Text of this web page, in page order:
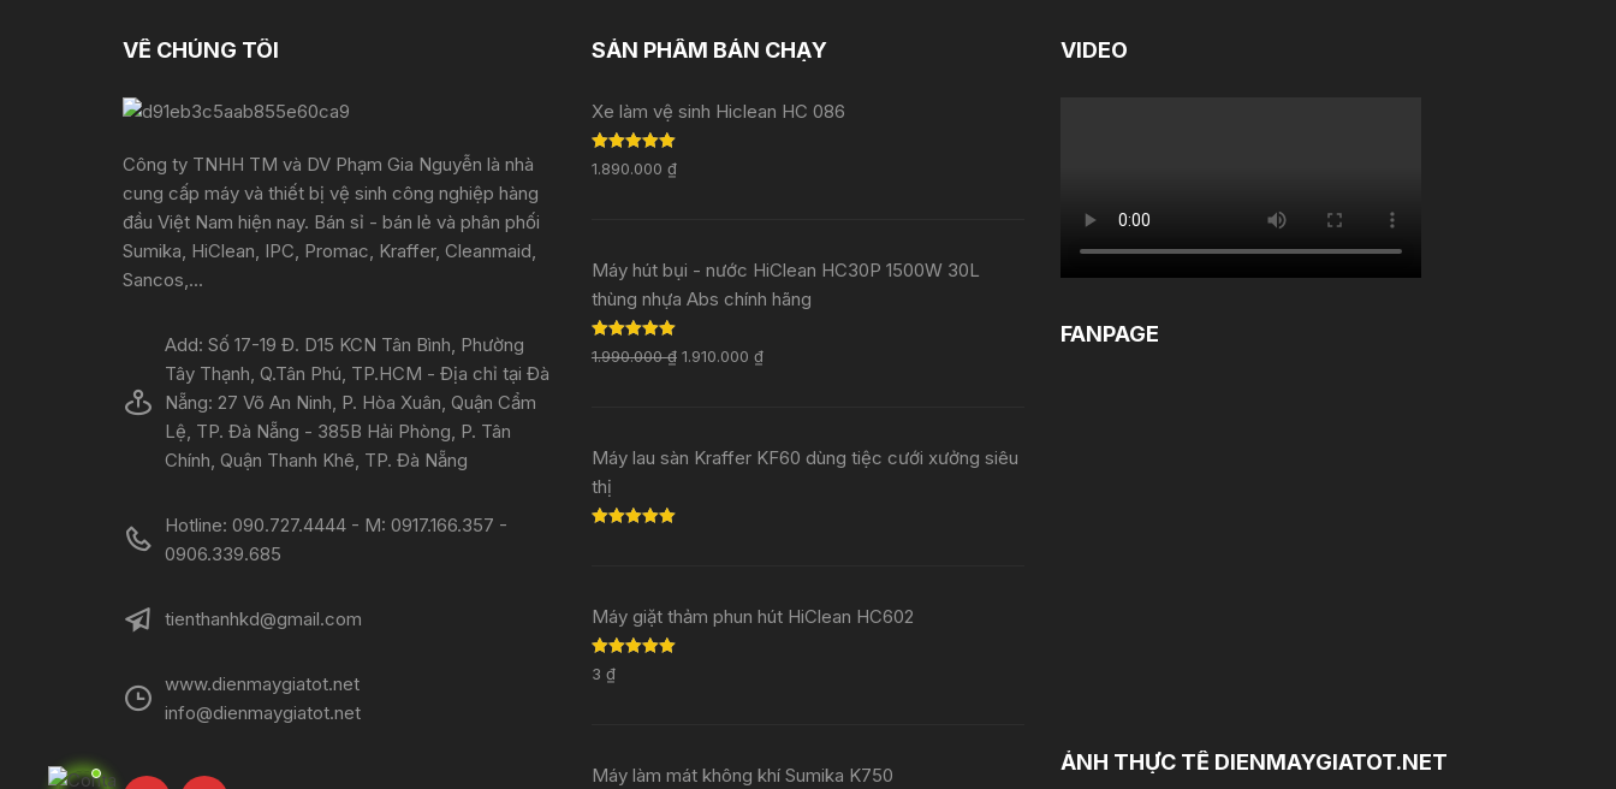
VỀ CHÚNG TÔI
Công ty TNHH TM và DV Phạm Gia Nguyễn là nhà
cung cấp máy và thiết bị vệ sinh công nghiệp hàng
đầu Việt Nam hiện nay. Bán sỉ - bán lẻ và phân phối
Sumika, HiClean, IPC, Promac, Kraffer, Cleanmaid,
Sancos,...
Add: Số 17-19 Đ. D15 KCN Tân Bình, Phường
Tây Thạnh, Q.Tân Phú, TP.HCM - Địa chỉ tại Đà
Nẵng: 27 Võ An Ninh, P. Hòa Xuân, Quận Cẩm
Lệ, TP. Đà Nẵng - 385B Hải Phòng, P. Tân
Chính, Quận Thanh Khê, TP. Đà Nẵng
Hotline: 090.727.4444 - M: 0917.166.357 -
0906.339.685
tienthanhkd@gmail.com
www.dienmaygiatot.net
info@dienmaygiatot.net
SẢN PHẨM BÁN CHẠY
Xe làm vệ sinh Hiclean HC 086
Rated 5.00
out of 5
1.890.000 ₫
Máy hút bụi - nước HiClean HC30P 1500W 30L
thùng nhựa Abs chính hãng
Rated 5.00
out of 5
1.990.000₫ 1.910.000 ₫
Máy lau sàn Kraffer KF60 dùng tiệc cưới xưởng siêu
thị
Máy giặt thảm phun hút HiClean HC602
Rated
out of 5
3 ₫
Máy làm mát không khí Sumika K750
VIDEO
FANPAGE
ẢNH THỰC TẾ DIENMAYGIATOT.NET